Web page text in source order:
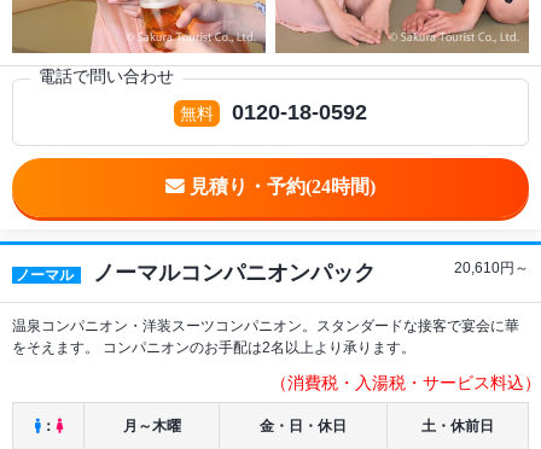
電話で問い合わせ
0120-18-0592
ノーマル ノーマルコンパニオンパック 20,610円～
温泉コンパニオン・洋装スーツコンパニオン。スタンダードな接客で宴会に華
をそえます。 コンパニオンのお手配は2名以上より承ります。
（消費税・入湯税・サービス料込）
： 月～木曜 金・日・休日 土・休前日